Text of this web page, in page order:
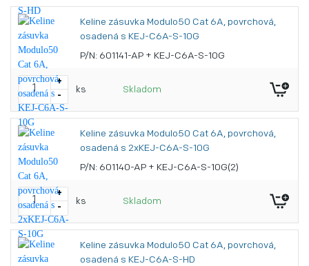
Keline zásuvka Modulo50 Cat 6A, povrchová,
osadená s KEJ-C6A-S-10G
P/N: 601141-AP + KEJ-C6A-S-10G
+
-
ks Skladom
Keline zásuvka Modulo50 Cat 6A, povrchová,
osadená s 2xKEJ-C6A-S-10G
P/N: 601140-AP + KEJ-C6A-S-10G(2)
+
-
ks Skladom
Keline zásuvka Modulo50 Cat 6A, povrchová,
osadená s KEJ-C6A-S-HD